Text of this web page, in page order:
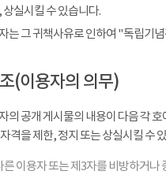
상실시킬 수 있습니다.
는 그 귀책사유로 인하여 "독립기
(이용자의 의무)
의 공개 게시물의 내용이 다음 각
격을 제한, 정지 또는 상실시킬 수
른 이용자 또는 제3자를 비방하거나